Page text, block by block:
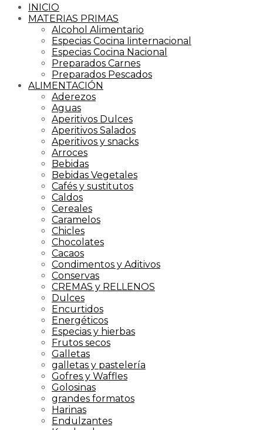
INICIO
MATERIAS PRIMAS
Alcohol Alimentario
Especias Cocina Iinternacional
Especias Cocina Nacional
Preparados Carnes
Preparados Pescados
ALIMENTACIÓN
Aderezos
Aguas
Aperitivos Dulces
Aperitivos Salados
Aperitivos y snacks
Arroces
Bebidas
Bebidas Vegetales
Cafés y sustitutos
Caldos
Cereales
Caramelos
Chicles
Chocolates
Cacaos
Condimentos y Aditivos
Conservas
CREMAS y RELLENOS
Dulces
Encurtidos
Energéticos
Especias y hierbas
Frutos secos
Galletas
galletas y pastelería
Gofres y Waffles
Golosinas
grandes formatos
Harinas
Endulzantes